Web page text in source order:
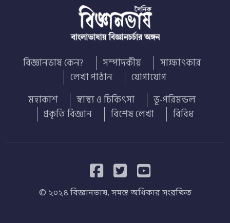
বিজ্ঞানভাষ কেন? সম্পাদকীয়
সাক্ষাৎকার
লেখা পাঠান
যোগাযোগ
মহাকাশ
স্বাস্থ্য ও চিকিৎসা
ভূ-পরিমন্ডল
প্রকৃতি বিজ্ঞান
বিশেষ লেখা বিবিধ
© ২০২৪ বিজ্ঞানভাষ, সমস্ত অধিকার সংরক্ষিত